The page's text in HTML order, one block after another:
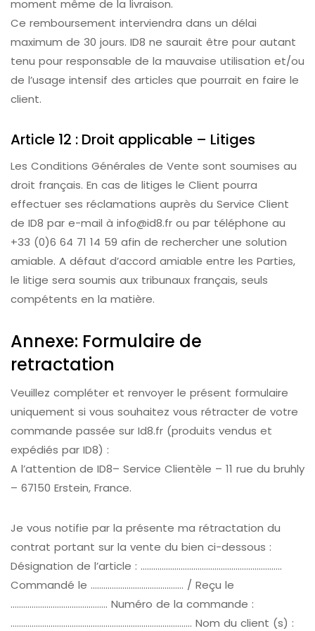
moment même de la livraison.
Ce remboursement interviendra dans un délai
maximum de 30 jours. ID8 ne saurait être pour autant
tenu pour responsable de la mauvaise utilisation et/ou
de l’usage intensif des articles que pourrait en faire le
client.
Article 12 : Droit applicable – Litiges
Les Conditions Générales de Vente sont soumises au
droit français. En cas de litiges le Client pourra
effectuer ses réclamations auprès du Service Client
de ID8 par e-mail à info@id8.fr ou par téléphone au
+33 (0)6 64 71 14 59 afin de rechercher une solution
amiable. A défaut d’accord amiable entre les Parties,
le litige sera soumis aux tribunaux français, seuls
compétents en la matière.
Annexe: Formulaire de
retractation
Veuillez compléter et renvoyer le présent formulaire
uniquement si vous souhaitez vous rétracter de votre
commande passée sur Id8.fr (produits vendus et
expédiés par ID8) :
A l’attention de ID8– Service Clientèle – 11 rue du bruhly
– 67150 Erstein, France.
Je vous notifie par la présente ma rétractation du
contrat portant sur la vente du bien ci-dessous :
Désignation de l’article : ………………………………………………………….
Commandé le …………………………………….. / Reçu le
………………………………………. Numéro de la commande :
………………………………………………………………………….. Nom du client (s) :